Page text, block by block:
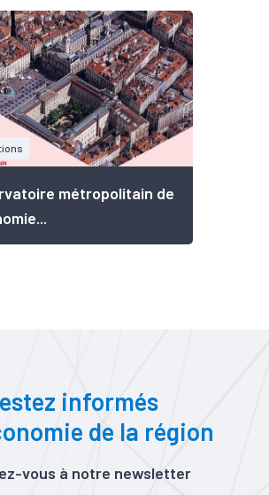
métropolitain de
informés
de la région
vous à notre newsletter